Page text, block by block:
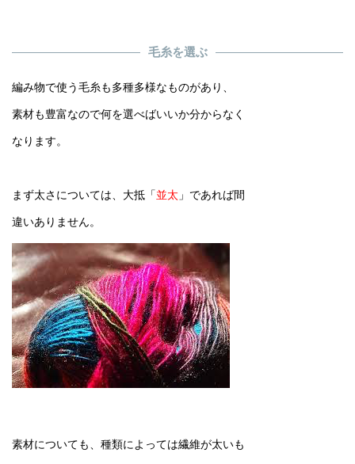
毛糸を選ぶ
編み物で使う毛糸も多種多様なものがあり、
素材も豊富なので何を選べばいいか分からなく
なります。
まず太さについては、大抵「並太 」であれば間
違いありません。
素材についても、種類によっては繊維が太いも